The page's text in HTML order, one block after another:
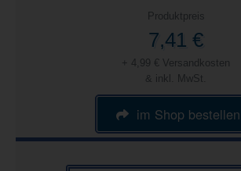
Produktpreis
7,41 €
+ 4,99 € Versandkosten
& inkl. MwSt.
im Shop bestellen